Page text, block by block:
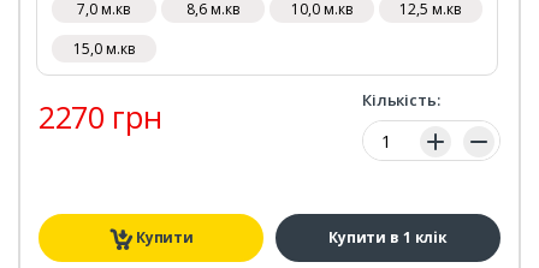
7,0 м.кв
8,6 м.кв 10,0 м.кв
12,5 м.кв
15,0 м.кв
2270 грн Кількість:
Кількість:
Купити Купити в 1 клік